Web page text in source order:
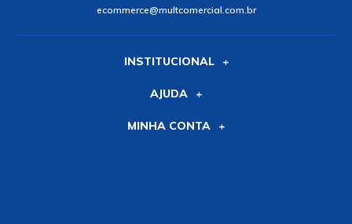
ecommerce@multcomercial.com.br
INSTITUCIONAL
AJUDA
MINHA CONTA